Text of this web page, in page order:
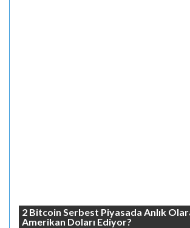
2 Bitcoin Serbest Piyasada Anlık
Amerikan Doları Ediyor?